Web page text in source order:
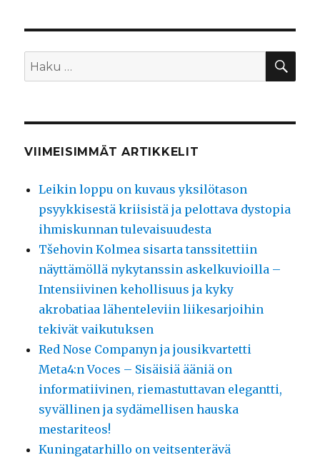
Etsi:
VIIMEISIMMÄT ARTIKKELIT
Leikin loppu on kuvaus yksilötason
psyykkisestä kriisistä ja pelottava dystopia
ihmiskunnan tulevaisuudesta
Tšehovin Kolmea sisarta tanssitettiin
näyttämöllä nykytanssin askelkuvioilla –
Intensiivinen kehollisuus ja kyky
akrobatiaa lähenteleviin liikesarjoihin
tekivät vaikutuksen
Red Nose Companyn ja jousikvartetti
Meta4:n Voces – Sisäisiä ääniä on
informatiivinen, riemastuttavan elegantti,
syvällinen ja sydämellisen hauska
mestariteos!
Kuningatarhillo on veitsenterävä